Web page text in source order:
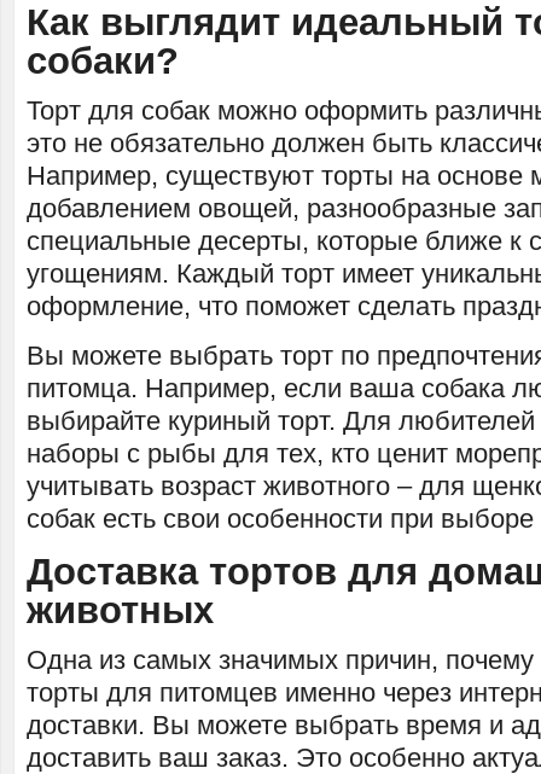
Как выглядит идеальный
собаки?
Торт для собак можно оформить
это не обязательно должен быть
Например, существуют торты на основе
добавлением овощей, разнообразные
специальные десерты, которые ближе к
угощениям. Каждый торт имеет
оформление, что поможет сделать
Вы можете выбрать торт по
питомца. Например, если ваша собака
выбирайте куриный торт. Для
наборы с рыбы для тех, кто ценит
учитывать возраст животного – для
собак есть свои особенности при
Доставка тортов для
животных
Одна из самых значимых причин, почему
торты для питомцев именно через
доставки. Вы можете выбрать время и
доставить ваш заказ. Это особенно